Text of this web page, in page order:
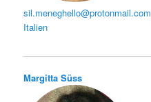
sil.meneghello@protonmail.com
Italien
Margitta Süss